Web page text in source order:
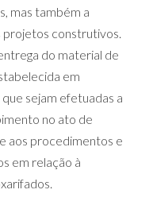
mas também a
projetos construtivos.
do material de
em
sejam efetuadas a
no ato de
aos procedimentos e
em relação à